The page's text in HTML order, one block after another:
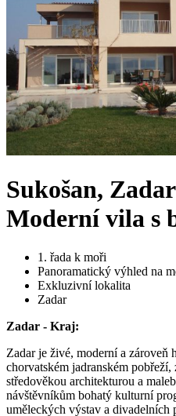
Sukošan,
Moderní vila s
1. řada k moři
Panoramatický výhled na
Exkluzivní lokalita
Zadar
Zadar - Kraj:
Zadar je živé, moderní a zároveň
chorvatském jadranském
středověkou architekturou a
návštěvníkům bohatý kulturní
uměleckých výstav a divadelních